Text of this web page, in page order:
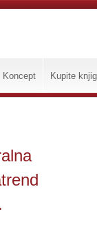
Koncept Kupite